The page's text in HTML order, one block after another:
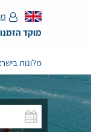
מוקד הזמנות: 072-3712200, א'-ה': 19:00-9:00,
מלונות